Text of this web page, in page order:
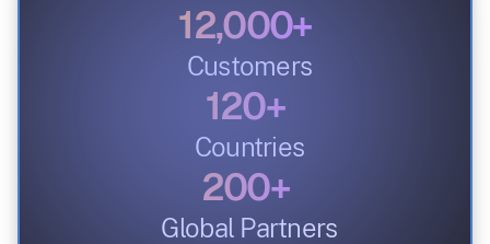
12,000+
Customers
120+
Countries
200+
Global Partners